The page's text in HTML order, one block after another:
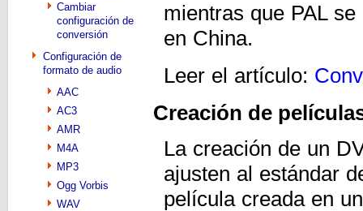
Cambiar
configuración de
conversión
Configuración de
formato de audio
AAC
AC3
AMR
M4A
MP3
Ogg Vorbis
WAV
mientras que PAL
en China.
Leer el artículo:
Creación de
La creación de un
ajusten al estándar
película creada en